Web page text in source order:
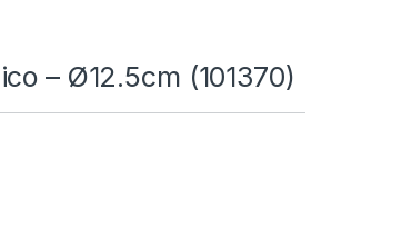
– Ø12.5cm (101370)